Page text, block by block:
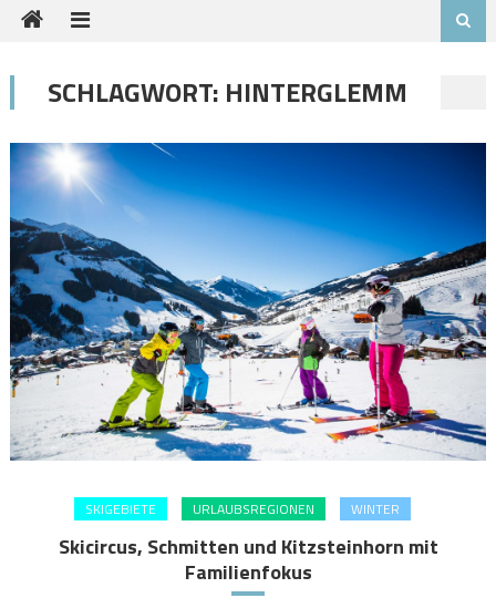
SCHLAGWORT: HINTERGLEMM
SKIGEBIETE URLAUBSREGIONEN WINTER
Skicircus, Schmitten und Kitzsteinhorn mit
Familienfokus